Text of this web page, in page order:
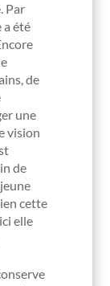
Par
a été
de
une
vision
de
cette
elle